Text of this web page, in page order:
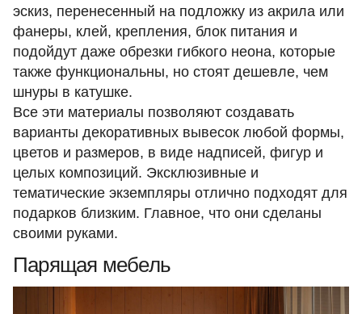
эскиз, перенесенный на подложку из акрила или
фанеры, клей, крепления, блок питания и
подойдут даже обрезки гибкого неона, которые
также функциональны, но стоят дешевле, чем
шнуры в катушке.
Все эти материалы позволяют создавать
варианты декоративных вывесок любой формы,
цветов и размеров, в виде надписей, фигур и
целых композиций. Эксклюзивные и
тематические экземпляры отлично подходят для
подарков близким. Главное, что они сделаны
своими руками.
Парящая мебель